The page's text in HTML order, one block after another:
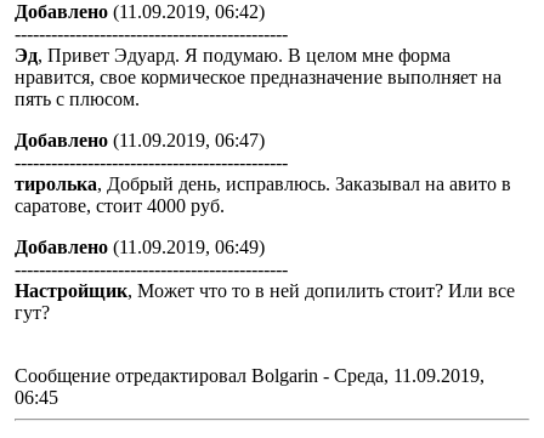
Добавлено (11.09.2019, 06:42)
---------------------------------------------
Эд, Привет Эдуард. Я подумаю. В целом мне форма
нравится, свое кормическое предназначение выполняет на
пять с плюсом.
Добавлено (11.09.2019, 06:47)
---------------------------------------------
тиролька, Добрый день, исправлюсь. Заказывал на авито в
саратове, стоит 4000 руб.
Добавлено (11.09.2019, 06:49)
---------------------------------------------
Настройщик, Может что то в ней допилить стоит? Или все
гут?
Сообщение отредактировал Bolgarin - Среда, 11.09.2019,
06:45